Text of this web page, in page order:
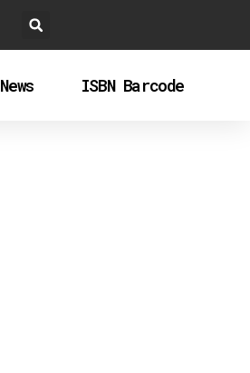
News ISBN Barcode